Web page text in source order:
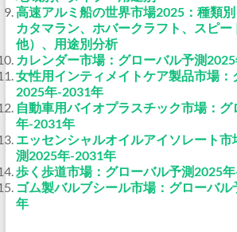
高速アルミ船の世界市場2025：種類
カタマラン、ホバークラフト、スピー
他）、用途別分析
カレンダー市場：グローバル予測
女性用インティメイトケア製品市場：
2025年-2031年
自動車用バイオプラスチック市場：
年-2031年
エッセンシャルオイルアイソレート
測2025年-2031年
歩く歩道市場：グローバル予測2025
ゴム製バルブシール市場：グローバ
年